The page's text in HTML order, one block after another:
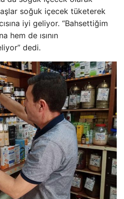
soğuk içecek tüketerek
iyi geliyor. “Bahsettiğim
hem de ısının
dedi.